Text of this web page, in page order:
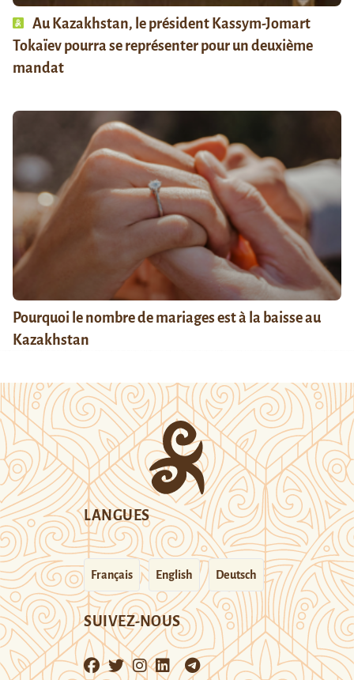
Au Kazakhstan, le président Kassym-Jomart
Tokaïev pourra se représenter pour un deuxième
mandat
Pourquoi le nombre de mariages est à la baisse au
Kazakhstan
LANGUES
Français English Deutsch
SUIVEZ-NOUS